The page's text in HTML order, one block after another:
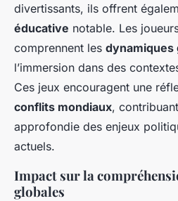
divertissants, ils offrent
éducative notable. Les
comprennent les dynamiques
l’immersion dans des
Ces jeux encouragent une
conflits mondiaux,
approfondie des enjeux
actuels.
Impact sur la
globales